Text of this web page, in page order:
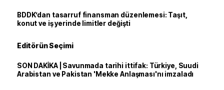
BDDK’dan tasarruf finansman düzenlemesi: Taşıt,
konut ve iş yerinde limitler değişti
Editörün Seçimi
SON DAKİKA | Savunmada tarihi ittifak: Türkiye, Suudi
Arabistan ve Pakistan 'Mekke Anlaşması'nı imzaladı